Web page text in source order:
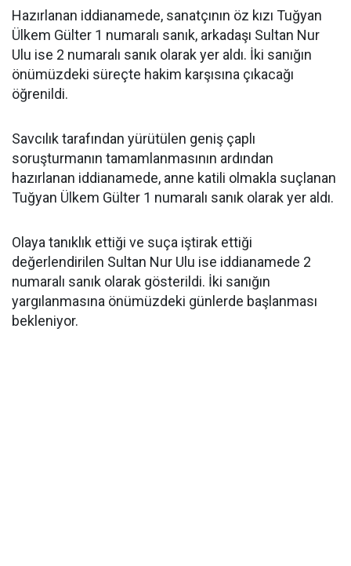
Hazırlanan iddianamede, sanatçının öz kızı Tuğyan
Ülkem Gülter 1 numaralı sanık, arkadaşı Sultan Nur
Ulu ise 2 numaralı sanık olarak yer aldı. İki sanığın
önümüzdeki süreçte hakim karşısına çıkacağı
öğrenildi.
Savcılık tarafından yürütülen geniş çaplı
soruşturmanın tamamlanmasının ardından
hazırlanan iddianamede, anne katili olmakla suçlanan
Tuğyan Ülkem Gülter 1 numaralı sanık olarak yer aldı.
Olaya tanıklık ettiği ve suça iştirak ettiği
değerlendirilen Sultan Nur Ulu ise iddianamede 2
numaralı sanık olarak gösterildi. İki sanığın
yargılanmasına önümüzdeki günlerde başlanması
bekleniyor.